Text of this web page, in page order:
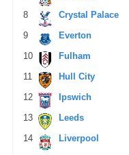
8
Crystal Palace
9
Everton
10
Fulham
11
Hull City
12
Ipswich
13
Leeds
14
Liverpool